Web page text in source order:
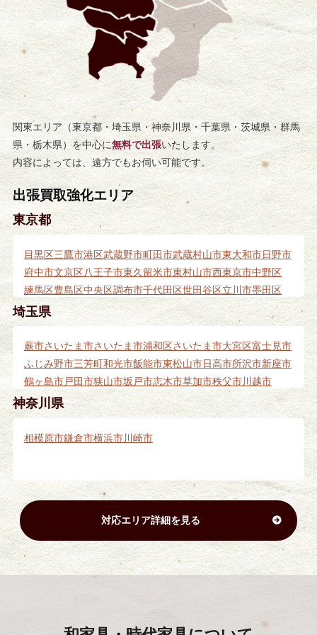
関東エリア（東京都・埼玉県・神奈川県・千葉県・茨城県・群馬
県・栃木県）を中心に無料で出張いたします。
内容によっては、遠方でもお伺い可能です。
出張買取強化エリア
東京都
目黒区三鷹市港区武蔵野市町田市武蔵村山市東大和市日野市
府中市文京区八王子市東久留米市東村山市西東京市中野区
練馬区豊島区中央区調布市千代田区世田谷区立川市墨田区
台東区
品川区新宿区渋谷区国分寺市 小金井市
小平市
狛江市 清瀬市 国立市 江東区大田区青梅市葛飾区北区板橋区
足立区 荒川区稲城市江戸川区昭島市 多摩市
埼玉県
蕨市さいたま市さいたま市浦和区さいたま市大宮区富士見市
ふじみ野市三芳町和光市飯能市東松山市日高市所沢市新座市
鶴ヶ島市戸田市狭山市坂戸市志木市草加市秩父市川越市
川口市越谷市 朝霞市 入間市
神奈川県
相模原市鎌倉市横浜市川崎市
対応エリア詳細を見る